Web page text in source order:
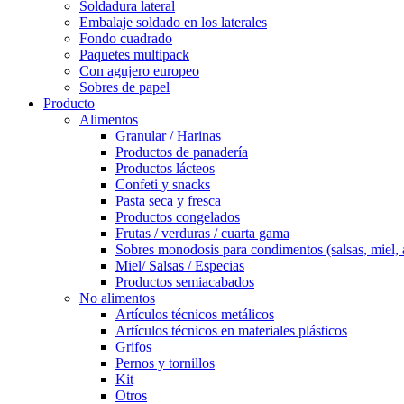
Soldadura lateral
Embalaje soldado en los laterales
Fondo cuadrado
Paquetes multipack
Con agujero europeo
Sobres de papel
Producto
Alimentos
Granular / Harinas
Productos de panadería
Productos lácteos
Confeti y snacks
Pasta seca y fresca
Productos congelados
Frutas / verduras / cuarta gama
Sobres monodosis para condimentos (salsas,
Miel/ Salsas / Especias
Productos semiacabados
No alimentos
Artículos técnicos metálicos
Artículos técnicos en materiales plásticos
Grifos
Pernos y tornillos
Kit
Otros